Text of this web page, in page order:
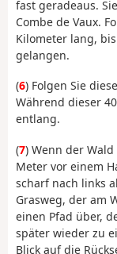
fast geradeaus.
Combe de Vaux.
Kilometer lang,
gelangen.
(6) Folgen Sie
Während dieser
entlang.
(7) Wenn der
Meter vor einem
scharf nach links
Grasweg, der am
einen Pfad über,
später wieder zu
Blick auf die